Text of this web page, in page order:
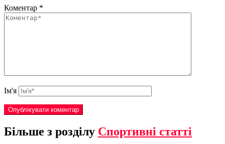
Коментар *
Ім'я
Більше з розділу Спортивні статті